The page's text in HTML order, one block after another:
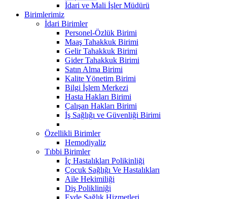
İdari ve Mali İşler Müdürü
Birimlerimiz
İdari Birimler
Personel-Özlük Birimi
Maaş Tahakkuk Birimi
Gelir Tahakkuk Birimi
Gider Tahakkuk Birimi
Satın Alma Birimi
Kalite Yönetim Birimi
Bilgi İşlem Merkezi
Hasta Hakları Birimi
Çalışan Hakları Birimi
İş Sağlığı ve Güvenliği Birimi
Özellikli Birimler
Hemodiyaliz
Tıbbi Birimler
İç Hastalıkları Polikinliği
Çocuk Sağlığı Ve Hastalıkları
Aile Hekimiliği
Diş Polikliniği
Evde Sağlık Hizmetleri